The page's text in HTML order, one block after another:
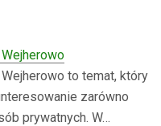
to temat, który
zarówno
prywatnych. W…